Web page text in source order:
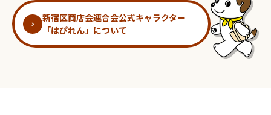
新宿区商店会連合会公式キャラクター
「はぴれん」について